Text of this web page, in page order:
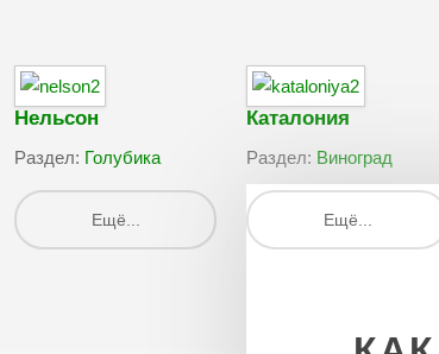
Нельсон
Раздел: Голубика
Ещё...
Каталония
Раздел: Виноград
Ещё...